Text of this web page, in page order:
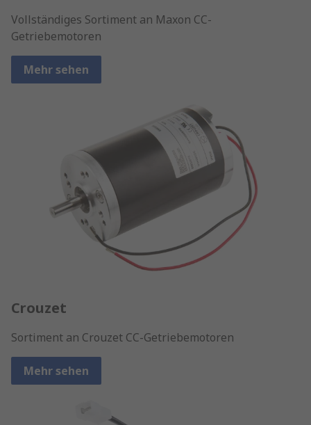
Vollständiges Sortiment an Maxon CC-
Getriebemotoren
Mehr sehen
Crouzet
Sortiment an Crouzet CC-Getriebemotoren
Mehr sehen